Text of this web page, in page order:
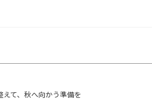
えて、秋へ向かう準備を